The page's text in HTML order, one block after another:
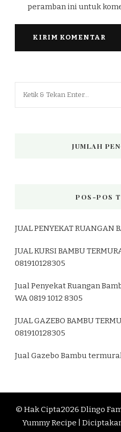
peramban ini untuk
Mencari
JUMLAH
POS-POS
JUAL PENYEKAT RUANGAN
JUAL KURSI BAMBU
081910128305
Jual Penyekat Ruangan
WA 0819 1012 8305
JUAL GAZEBO BAMBU
081910128305
Jual Gazebo Bambu
© Hak Cipta2026 Dlingo
Yummy Recipe |